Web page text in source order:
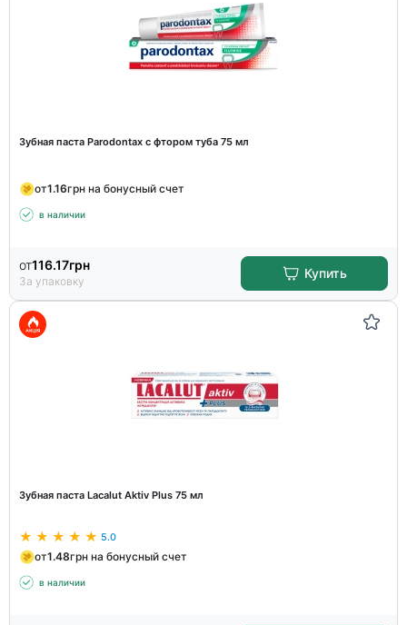
Зубная паста Parodontax с фтором туба 75 мл
от1.16грн на бонусный счет
в наличии
от116.17грн
За упаковку
Купить
Зубная паста Lacalut Aktiv Plus 75 мл
5.0
от1.48грн на бонусный счет
в наличии